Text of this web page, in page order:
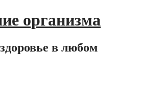
организма
в любом